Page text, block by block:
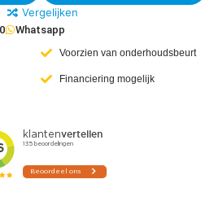
Vergelijken
Whatsapp
Voorzien van onderhoudsbeurt
Financiering mogelijk